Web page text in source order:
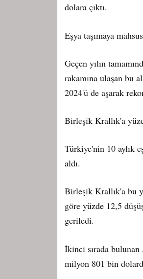
dolara çıktı.
Eşya taşımaya
Geçen yılın
rakamına ulaşan bu
2024'ü de aşarak
Birleşik Krallık'a
Türkiye'nin 10 aylık
aldı.
Birleşik Krallık'a bu
göre yüzde 12,5
geriledi.
İkinci sırada
milyon 801 bin